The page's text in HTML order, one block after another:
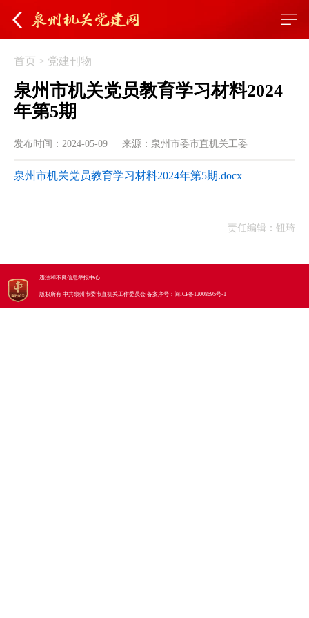
首页 > 党建刊物
泉州市机关党员教育学习材料2024
年第5期
发布时间：2024-05-09 来源：泉州市委市直机关工委
泉州市机关党员教育学习材料2024年第5期.docx
责任编辑：钮琦
违法和不良信息举报中心
版权所有 中共泉州市委市直机关工作委员会备案序号： 闽ICP备12008695号-1